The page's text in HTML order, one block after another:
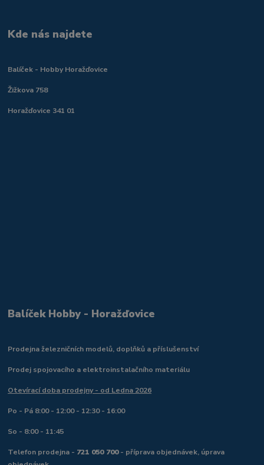
Kde nás najdete
Balíček - Hobby Horažďovice
Žižkova 758
Horažďovice 341 01
Balíček Hobby - Horažďovice
Prodejna železničních modelů, doplňků a příslušenství
Prodej spojovacího a elektroinstalačního materiálu
Otevírací doba prodejny - od Ledna 2026
Po - Pá 8:00 - 12:00 - 12:30 - 16:00
So - 8:00 - 11:45
Telefon prodejna - 721 050 700- příprava objednávek, úprava